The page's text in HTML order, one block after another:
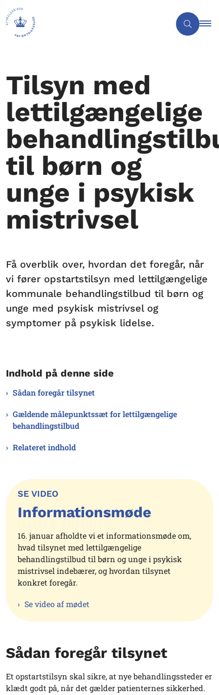
Tilsyn med
lettilgængelige
til børn og
unge i psykisk
mistrivsel
Få overblik over, hvordan det foregår, når
vi fører opstartstilsyn med lettilgængelige
kommunale behandlingstilbud til børn og
unge med psykisk mistrivsel og
symptomer på psykisk lidelse.
Indhold på denne side
Sådan foregår tilsynet
Gældende målepunktssæt for lettilgængelige
behandlingstilbud
Relateret indhold
SE VIDEO
Informationsmøde
16. januar afholdte vi et informationsmøde om,
hvad tilsynet med lettilgængelige
behandlingstilbud til børn og unge i psykisk
mistrivsel indebærer, og hvordan tilsynet
konkret foregår.
Se video af mødet
Sådan foregår tilsynet
Et opstartstilsyn skal sikre, at nye behandlingssteder er
klædt godt på, når det gælder patienternes sikkerhed.